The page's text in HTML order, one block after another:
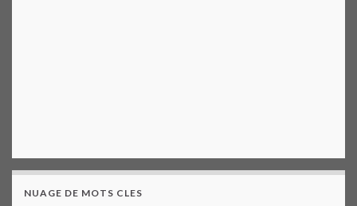
NUAGE DE MOTS CLES